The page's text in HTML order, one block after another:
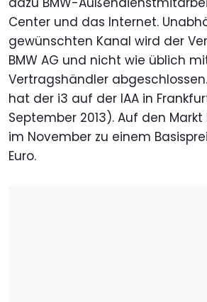
Center und das Internet.
gewünschten Kanal wird der
BMW AG und nicht wie üblich
Vertragshändler
hat der i3 auf der IAA in
September 2013). Auf den
im November zu einem
Euro.